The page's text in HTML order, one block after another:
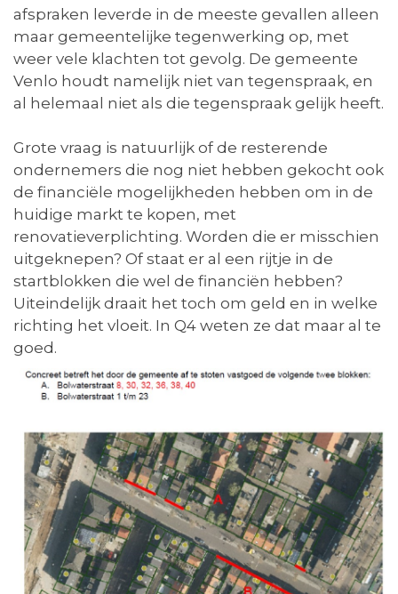
afspraken leverde in de meeste gevallen alleen
maar gemeentelijke tegenwerking op, met
weer vele klachten tot gevolg. De gemeente
Venlo houdt namelijk niet van tegenspraak, en
al helemaal niet als die tegenspraak gelijk heeft.
Grote vraag is natuurlijk of de resterende
ondernemers die nog niet hebben gekocht ook
de financiële mogelijkheden hebben om in de
huidige markt te kopen, met
renovatieverplichting. Worden die er misschien
uitgeknepen? Of staat er al een rijtje in de
startblokken die wel de financiën hebben?
Uiteindelijk draait het toch om geld en in welke
richting het vloeit. In Q4 weten ze dat maar al te
goed.